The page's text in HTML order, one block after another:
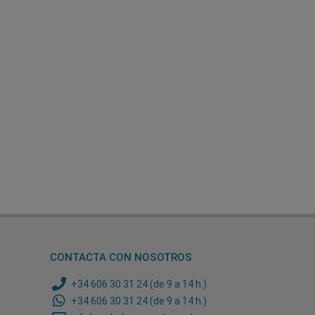
CONTACTA CON NOSOTROS
+34 606 30 31 24 (de 9 a 14 h.)
+34 606 30 31 24 (de 9 a 14 h.)